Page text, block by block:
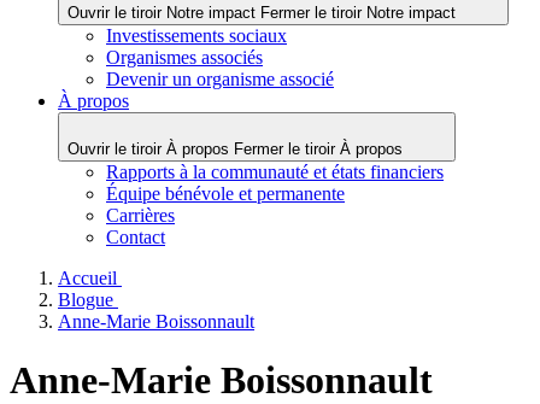
Ouvrir le tiroir Notre impact Fermer le tiroir Notre impact
Investissements sociaux
Organismes associés
Devenir un organisme associé
À propos
Ouvrir le tiroir À propos Fermer le tiroir À propos
Rapports à la communauté et états financiers
Équipe bénévole et permanente
Carrières
Contact
Accueil
Blogue
Anne-Marie Boissonnault
Anne-Marie Boissonnault